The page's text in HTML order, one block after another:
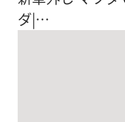
ダ|…